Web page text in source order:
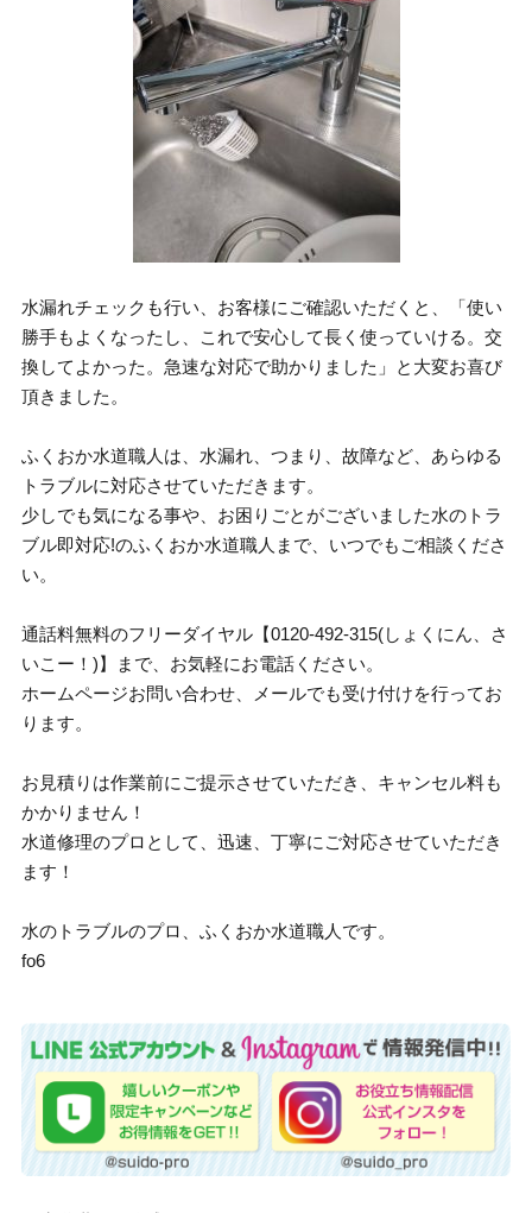
水漏れチェックも行い、お客様にご確認いただくと、「使い
勝手もよくなったし、これで安心して長く使っていける。交
換してよかった。急速な対応で助かりました」と大変お喜び
頂きました。
ふくおか水道職人は、水漏れ、つまり、故障など、あらゆる
トラブルに対応させていただきます。
少しでも気になる事や、お困りごとがございました水のトラ
ブル即対応!のふくおか水道職人まで、いつでもご相談くださ
い。
通話料無料のフリーダイヤル【0120-492-315(しょくにん、さ
いこー！)】まで、お気軽にお電話ください。
ホームページお問い合わせ、メールでも受け付けを行ってお
ります。
お見積りは作業前にご提示させていただき、キャンセル料も
かかりません！
水道修理のプロとして、迅速、丁寧にご対応させていただき
ます！
水のトラブルのプロ、ふくおか水道職人です。
fo6